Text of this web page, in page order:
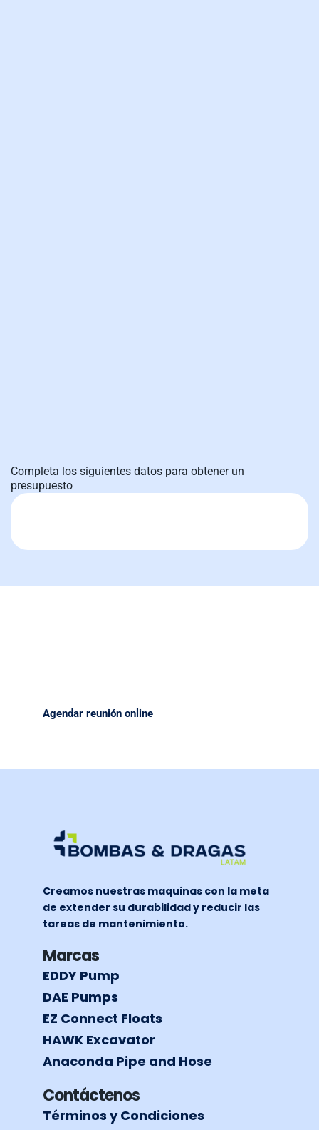
Completa los siguientes datos para obtener un
presupuesto
Agendar reunión online
Creamos nuestras maquinas con la meta
de extender su durabilidad y reducir las
tareas de mantenimiento.
Marcas
EDDY Pump
DAE Pumps
EZ Connect Floats
HAWK Excavator
Anaconda Pipe and Hose
Contáctenos
Términos y Condiciones